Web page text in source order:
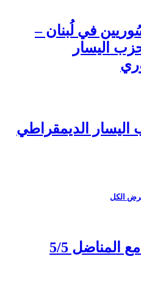
في لُبنان –
اليسار
اليسار الديمقراطي
الكل
5/5